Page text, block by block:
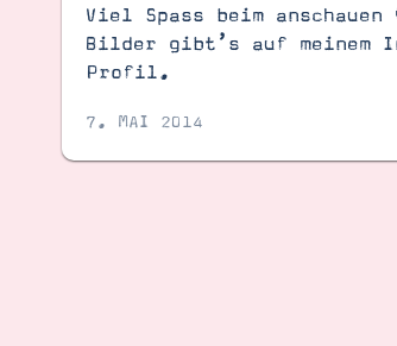
Viel Spass beim anschauen
Bilder gibt’s auf meinem
Profil.
7. MAI 2014